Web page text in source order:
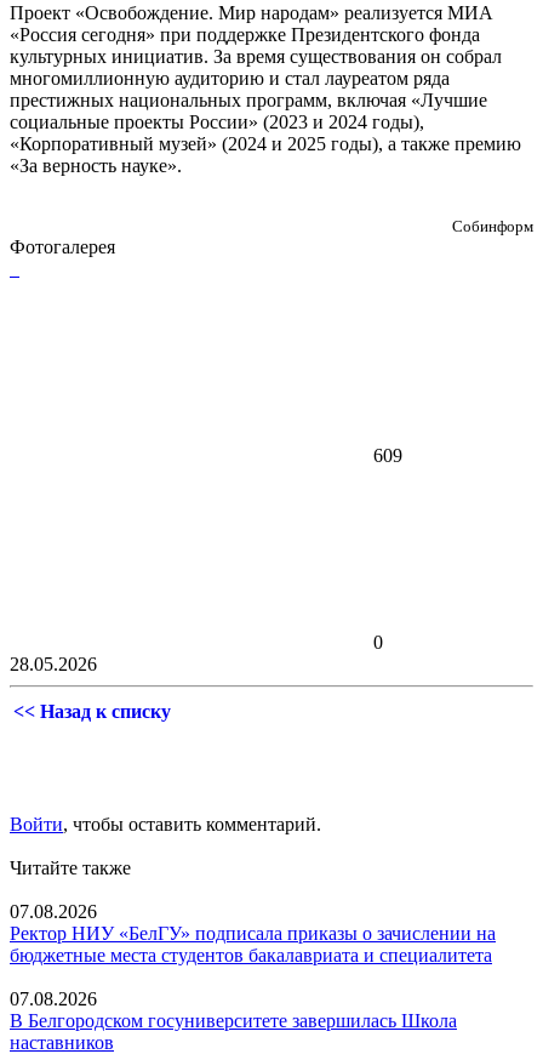
Проект «Освобождение. Мир народам» реализуется МИА
«Россия сегодня» при поддержке Президентского фонда
культурных инициатив. За время существования он собрал
многомиллионную аудиторию и стал лауреатом ряда
престижных национальных программ, включая «Лучшие
социальные проекты России» (2023 и 2024 годы),
«Корпоративный музей» (2024 и 2025 годы), а также премию
«За верность науке».
Собинформ
Фотогалерея
609
0
28.05.2026
<< Назад к списку
Войти, чтобы оставить комментарий.
Читайте также
07.08.2026
Ректор НИУ «БелГУ» подписала приказы о зачислении на
бюджетные места студентов бакалавриата и специалитета
07.08.2026
В Белгородском госуниверситете завершилась Школа
наставников